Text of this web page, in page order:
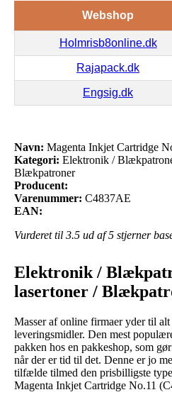
Webshop
Holmrisb8online.dk
Rajapack.dk
Engsig.dk
Navn: Magenta Inkjet Cartridge
Kategori: Elektronik /
Blækpatroner
Producent:
Varenummer: C4837AE
EAN:
Vurderet til 3.5 ud af 5 stjerner
Elektronik /
lasertoner /
Masser af online firmaer yder til
leveringsmidler. Den mest
pakken hos en pakkeshop, som
når der er tid til det. Denne er jo
tilfælde tilmed den prisbilligste
Magenta Inkjet Cartridge No.11